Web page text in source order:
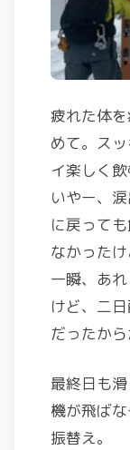
疲れた体
めて。ス
イ楽しく飲
いやー、
に戻って
なかったけ
一瞬、あ
けど、二
だったから
最終日も
機が飛ば
振替え。